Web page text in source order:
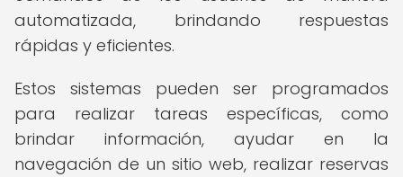
automatizada, brindando respuestas
rápidas y eficientes.
Estos sistemas pueden ser programados
para realizar tareas específicas, como
brindar información, ayudar en la
navegación de un sitio web, realizar reservas